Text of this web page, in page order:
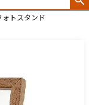
ォトスタンド